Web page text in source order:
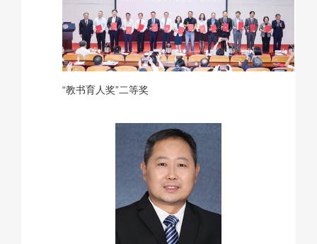
“教书育人奖”二等奖